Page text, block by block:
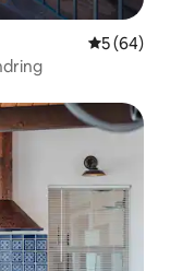
5 av 5 i
5 (64)